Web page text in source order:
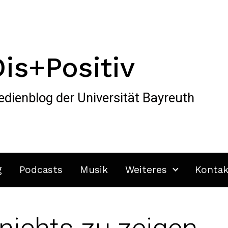
der Universität Bayreuth
Podcasts Musik Weiteres